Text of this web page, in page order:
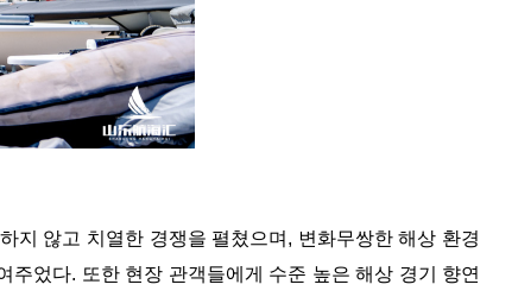
지 않고 치열한 경쟁을 펼쳤으며, 변화무쌍한 해상 환경
었다. 또한 현장 관객들에게 수준 높은 해상 경기 향연